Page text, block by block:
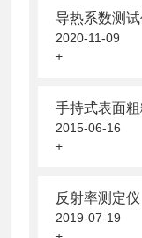
导热系数测试
2020-11-09
+
手持式表面
2015-06-16
+
反射率测定仪
2019-07-19